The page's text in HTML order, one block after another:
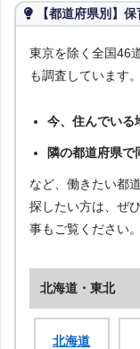
【都道府県別】
東京を除く全国46
も調査しています。
今、住んでいる
隣の都道府県で
など、働きたい都
探したい方は、ぜ
事もご覧ください。
北海道・東北
北海道